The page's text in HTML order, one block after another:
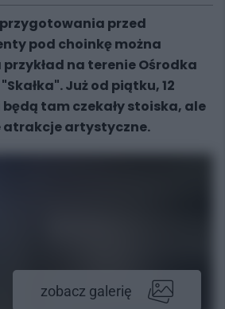
przed
pod choinkę można
na terenie Ośrodka
Już od piątku, 12
tam czekały stoiska, ale
artystyczne.
zobacz galerię